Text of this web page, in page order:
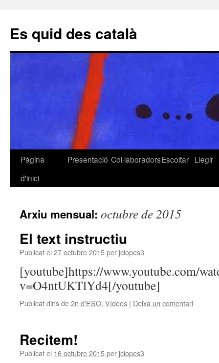
Es quid des català
Vés
Pàgina
d'inici
Presentació Col·laboradorsEscoltar Llegir
Arxiu mensual: octubre de 2015
El text instructiu
Publicat el 27 octubre 2015per jclopes3
[youtube]https://www.youtube.com/
v=O4ntUKTlYd4[/youtube]
Publicat dins de2n d'ESO, Vídeos | Deixa un comentari
Recitem!
Publicat el 16 octubre 2015per jclopes3